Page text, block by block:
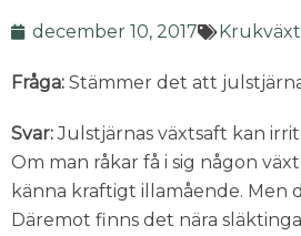
december 10, 2017
Fråga: Stämmer det att
Svar:Julstjärnas växtsaft kan
Om man råkar få i sig någon
känna kraftigt illamående. Men
Däremot finns det nära